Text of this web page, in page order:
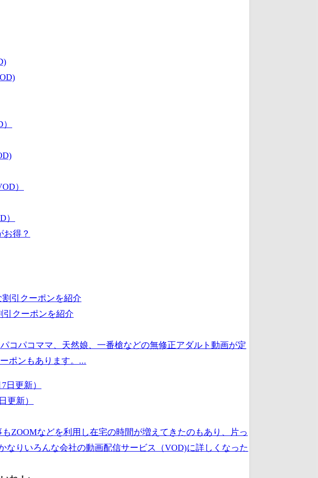
）
得？
引クーポンを紹介
コパコママ、天然娘、一番槍などの無修正アダルト動画が定
ポンもあります。...
更新）
ZOOMなどを利用し在宅の時間が増えてきたのもあり、片っ
りいろんな会社の動画配信サービス（VOD)に詳しくなった